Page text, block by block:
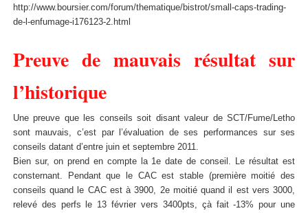
http://www.boursier.com/forum/thematique/bistrot/small-caps-trading-
de-l-enfumage-i176123-2.html
Preuve de mauvais résultat sur
l’historique
Une preuve que les conseils soit disant valeur de SCT/Fume/Letho
sont mauvais, c’est par l’évaluation de ses performances sur ses
conseils datant d’entre juin et septembre 2011.
Bien sur, on prend en compte la 1e date de conseil. Le résultat est
consternant. Pendant que le CAC est stable (première moitié des
conseils quand le CAC est à 3900, 2e moitié quand il est vers 3000,
relevé des perfs le 13 février vers 3400pts, çà fait -13% pour une